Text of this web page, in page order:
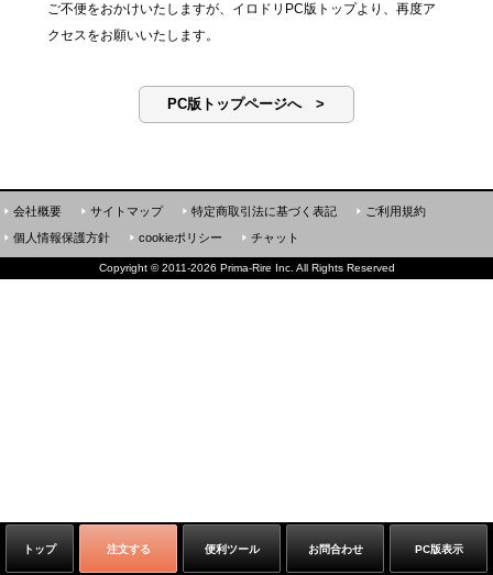
ご不便をおかけいたしますが、イロドリPC版トップより、再度ア
クセスをお願いいたします。
PC版トップページへ >
トップ 注文する 便利ツール お問合わせ PC版表示
会社概要 サイトマップ 特定商取引法に基づく表記
ご利用規約
個人情報保護方針
cookieポリシー チャット
Copyright ©2011-2026 Prima-Rire Inc. All Rights Reserved